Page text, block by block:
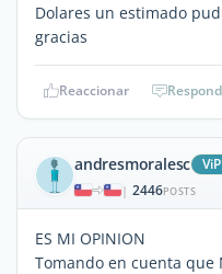
Dolares un estimado
gracias
Reaccionar
andresmoralesc ViP
| 2446POSTS
ES MI OPINION
Tomando en cuenta que